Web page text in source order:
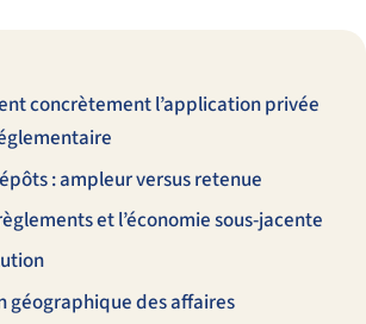
concrètement l’application privée
: ampleur versus retenue
et l’économie sous-jacente
géographique des affaires